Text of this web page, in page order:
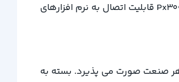
گیری مربوط به عملیات توزین را مجهز می باشد. به عبارت دیگر از مهمترین قابلیت های اتصال تمامی ترازوهای صنعتی و فروشگاهی از جمله ترازو پند Px3000 قابلیت اتصال به نرم افزارهای
هر صنعت صورت می پذیرد. بسته به